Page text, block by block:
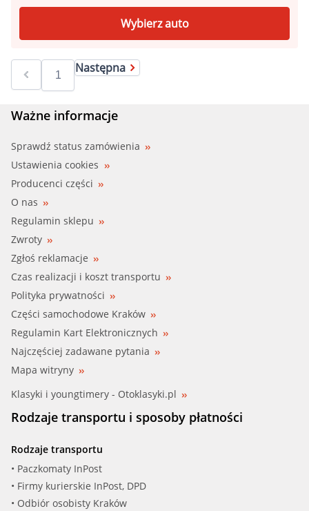
Wybierz auto
Następna
Ważne informacje
Sprawdź status zamówienia
Ustawienia cookies
Producenci części
O nas
Regulamin sklepu
Zwroty
Zgłoś reklamacje
Czas realizacji i koszt transportu
Polityka prywatności
Części samochodowe Kraków
Regulamin Kart Elektronicznych
Najczęściej zadawane pytania
Mapa witryny
Klasyki i youngtimery - Otoklasyki.pl
Rodzaje transportu i sposoby płatności
Rodzaje transportu
• Paczkomaty InPost
• Firmy kurierskie InPost, DPD
• Odbiór osobisty Kraków